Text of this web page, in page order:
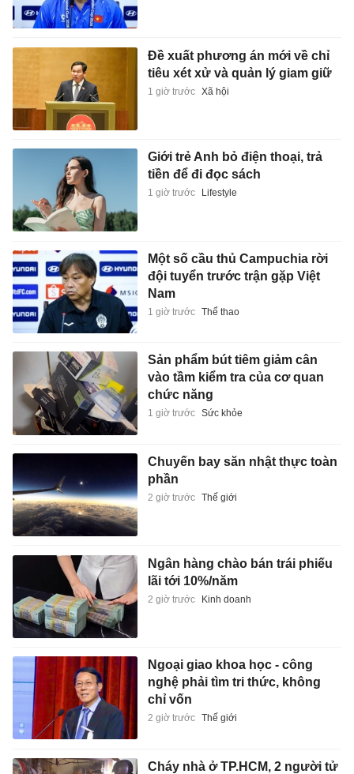
Đề xuất phương án mới về chỉ
tiêu xét xử và quản lý giam giữ
1 giờ trước Xã hội
Giới trẻ Anh bỏ điện thoại, trả
tiền để đi đọc sách
1 giờ trước Lifestyle
Một số cầu thủ Campuchia rời
đội tuyển trước trận gặp Việt
Nam
1 giờ trước Thể thao
Sản phẩm bút tiêm giảm cân
vào tầm kiểm tra của cơ quan
chức năng
1 giờ trước Sức khỏe
Chuyến bay săn nhật thực toàn
phần
2 giờ trước Thế giới
Ngân hàng chào bán trái phiếu
lãi tới 10%/năm
2 giờ trước Kinh doanh
Ngoại giao khoa học - công
nghệ phải tìm tri thức, không
chỉ vốn
2 giờ trước Thế giới
Cháy nhà ở TP.HCM, 2 người tử